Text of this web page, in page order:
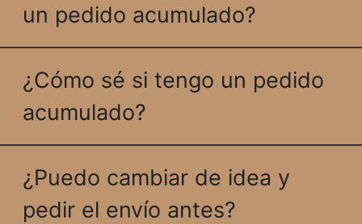
un pedido acumulado?
¿Cómo sé si tengo un pedido
acumulado?
¿Puedo cambiar de idea y
pedir el envío antes?